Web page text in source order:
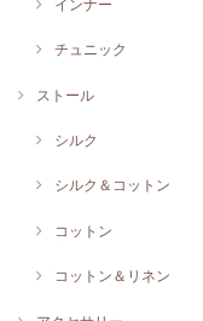
インナー
チュニック
ストール
シルク
シルク＆コットン
コットン
コットン＆リネン